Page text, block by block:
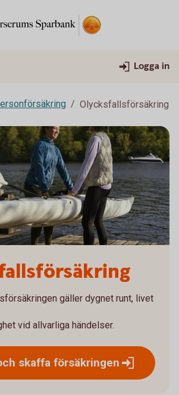
Logga in
Olycksfallsförsäkring
gäller dygnet runt, livet
vid allvarliga händelser.
skaffa försäkringen